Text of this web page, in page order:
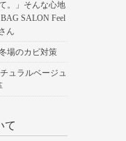
。」そんな心地
SALON Feel
ん
場のカビ対策
ュラルベージュ
て